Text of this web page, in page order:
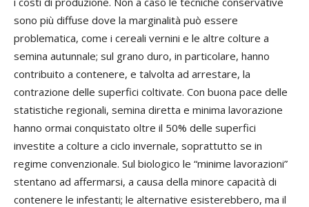
sono più diffuse dove la marginalità può essere
problematica, come i cereali vernini e le altre colture a
semina autunnale; sul grano duro, in particolare, hanno
contribuito a contenere, e talvolta ad arrestare, la
contrazione delle superfici coltivate. Con buona pace delle
statistiche regionali, semina diretta e minima lavorazione
hanno ormai conquistato oltre il 50% delle superfici
investite a colture a ciclo invernale, soprattutto se in
regime convenzionale. Sul biologico le “minime lavorazioni”
stentano ad affermarsi, a causa della minore capacità di
contenere le infestanti; le alternative esisterebbero, ma il